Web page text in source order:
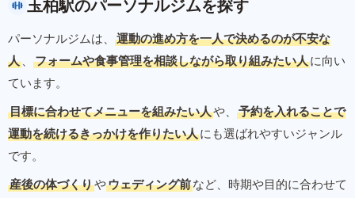
玉柏駅のパーソナルジムを探す
パーソナルジムは、
運動の進め方を一人で決めるのが不安な
人 、 フォームや食事管理を相談しながら取り組みたい人に向い
ています。
目標に合わせてメニューを組みたい人や、
予約を入れることで
運動を続けるきっかけを作りたい人にも選ばれやすいジャンル
です。
産後の体づくりやウェディング前など、時期や目的に合わせて